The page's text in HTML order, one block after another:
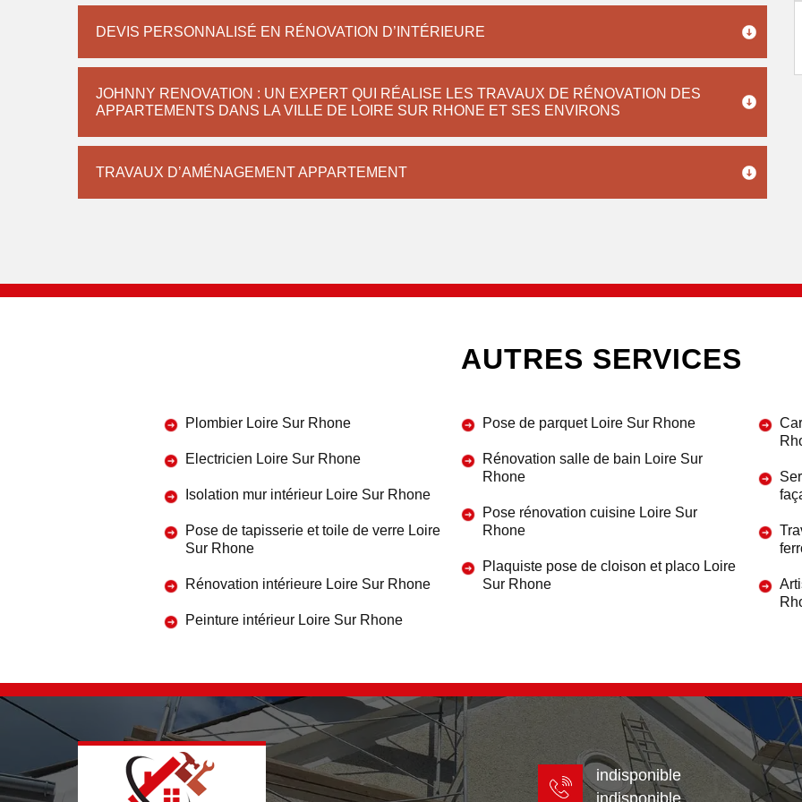
DEVIS PERSONNALISÉ EN RÉNOVATION D’INTÉRIEURE
JOHNNY RENOVATION : UN EXPERT QUI RÉALISE LES TRAVAUX DE RÉNOVATION DES
APPARTEMENTS DANS LA VILLE DE LOIRE SUR RHONE ET SES ENVIRONS
TRAVAUX D’AMÉNAGEMENT APPARTEMENT
AUTRES SERVICES
Plombier Loire Sur Rhone
Electricien Loire Sur Rhone
Isolation mur intérieur Loire Sur Rhone
Pose de tapisserie et toile de verre Loire
Sur Rhone
Rénovation intérieure Loire Sur Rhone
Peinture intérieur Loire Sur Rhone
Pose de parquet Loire Sur Rhone
Rénovation salle de bain Loire Sur
Rhone
Pose rénovation cuisine Loire Sur
Rhone
Plaquiste pose de cloison et placo Loire
Sur Rhone
indisponible
indisponible